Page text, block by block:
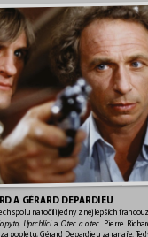
A GÉRARD DEPARDIEU
spolu natočili jedny z nejlepších francouz
, Uprchlíci a Otec a otec . Pierre
popletu, Gérard Depardieu za ranaře. T